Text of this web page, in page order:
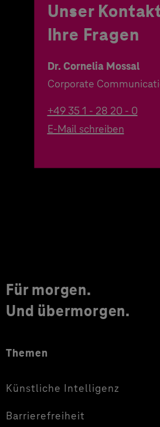
Unser
Ihre Fragen
Dr. Cornelia Mossal
Corporate
+49 35 1 - 28 20 - 0
E-Mail schreiben
Für morgen.
Und übermorgen.
Themen
Künstliche Intelligenz
Barrierefreiheit